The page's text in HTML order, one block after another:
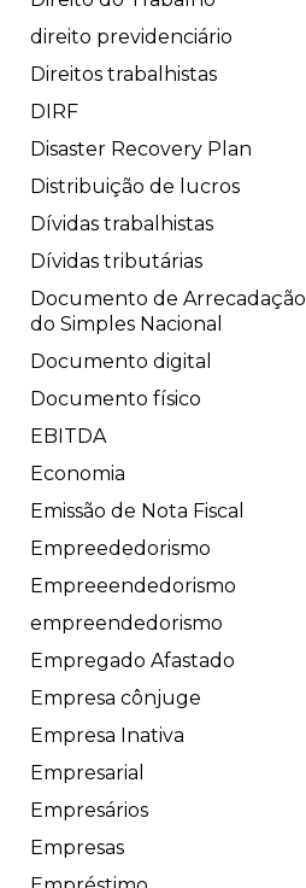
direito previdenciário
Direitos trabalhistas
DIRF
Disaster Recovery Plan
Distribuição de lucros
Dívidas trabalhistas
Dívidas tributárias
Documento de Arrecadação
do Simples Nacional
Documento digital
Documento físico
EBITDA
Economia
Emissão de Nota Fiscal
Empreededorismo
Empreeendedorismo
empreendedorismo
Empregado Afastado
Empresa cônjuge
Empresa Inativa
Empresarial
Empresários
Empresas